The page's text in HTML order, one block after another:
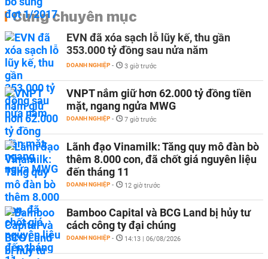
Cùng chuyên mục
EVN đã xóa sạch lỗ lũy kế, thu gần
353.000 tỷ đồng sau nửa năm
DOANH NGHIỆP - 3 giờ trước
VNPT nắm giữ hơn 62.000 tỷ đồng tiền
mặt, ngang ngửa MWG
DOANH NGHIỆP - 7 giờ trước
Lãnh đạo Vinamilk: Tăng quy mô đàn bò
thêm 8.000 con, đã chốt giá nguyên liệu
đến tháng 11
DOANH NGHIỆP - 12 giờ trước
Bamboo Capital và BCG Land bị hủy tư
cách công ty đại chúng
DOANH NGHIỆP - 14:13 | 06/08/2026